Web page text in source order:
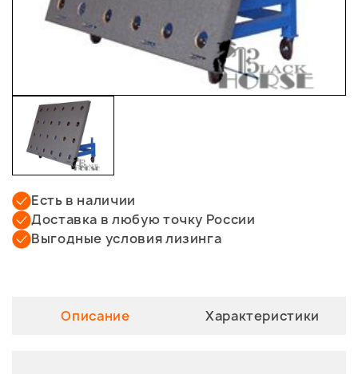
Есть в наличии
Доставка в любую точку России
Выгодные условия лизинга
Описание Характеристики